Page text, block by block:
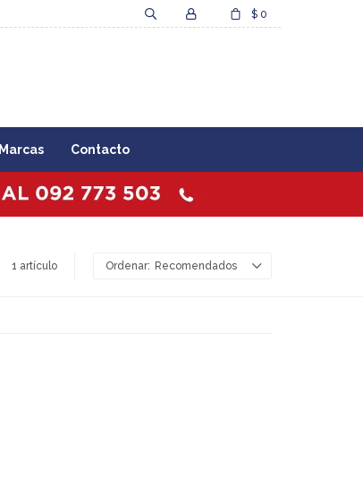
Marcas Contacto
$ 0
1 artículo Recomendados